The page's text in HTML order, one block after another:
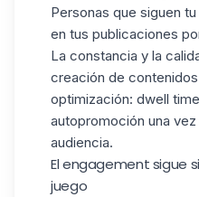
Personas que siguen
en tus publicaciones
La constancia y la
creación de
optimización: dwell time,
autopromoción una
audiencia.
El engagement sigue
juego